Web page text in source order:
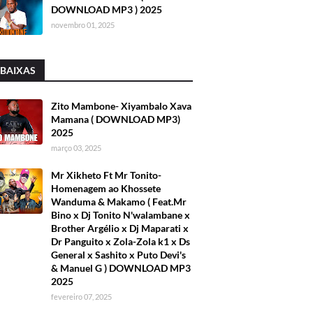
DOWNLOAD MP3 ) 2025
novembro 01, 2025
Zito Mambone- Xiyambalo Xava
Mamana ( DOWNLOAD MP3)
2025
março 03, 2025
Mr Xikheto Ft Mr Tonito-
Homenagem ao Khossete
Wanduma & Makamo ( Feat.Mr
Bino x Dj Tonito N'walambane x
Brother Argélio x Dj Maparati x
Dr Panguito x Zola-Zola k1 x Ds
General x Sashito x Puto Devi's
& Manuel G ) DOWNLOAD MP3
2025
fevereiro 07, 2025